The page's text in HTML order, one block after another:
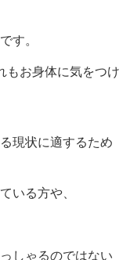
す。
もお身体に気をつけ
現状に適するため
いる方や、
しゃるのではない